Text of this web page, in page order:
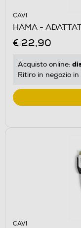
CAVI
HAMA -
€ 22,90
Acquisto online:
Ritiro in negozio
CAVI